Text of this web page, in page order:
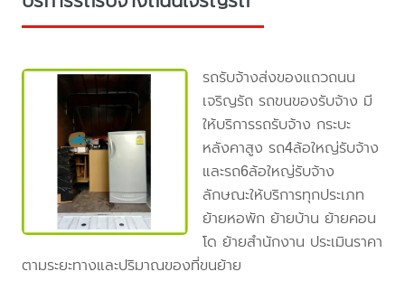
รถรับจ้างส่งของแถวถนน
เจริญรัถ รถขนของรับจ้าง มี
ให้บริการรถรับจ้าง กระบะ
หลังคาสูง รถ4ล้อใหญ่รับจ้าง
และรถ6ล้อใหญ่รับจ้าง
ลักษณะให้บริการทุกประเภท
ย้ายหอพัก ย้ายบ้าน ย้ายคอน
โด ย้ายสำนักงาน ประเมินราคา
ตามระยะทางและปริมาณของที่ขนย้าย